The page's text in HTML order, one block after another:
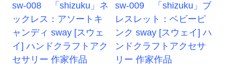
sw-008 「shizuku」ネ
ックレス：アソートキ
ャンディ sway [スウェ
イ] ハンドクラフトアク
セサリー 作家作品
sw-009 「shizuku」ブ
レスレット：ベビーピ
ンク sway [スウェイ] ハ
ンドクラフトアクセサ
リー 作家作品